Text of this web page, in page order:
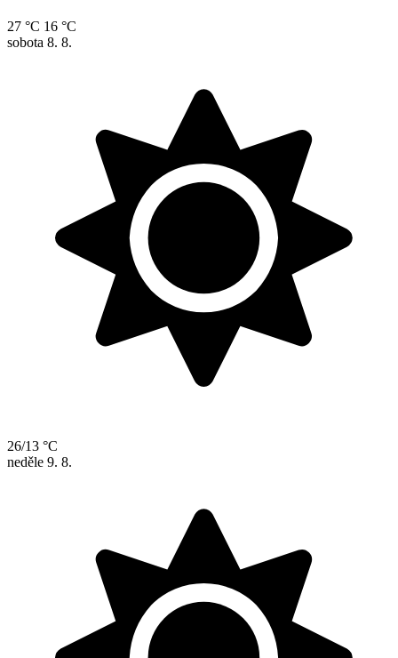
27 °C 16 °C
sobota 8. 8.
26/13 °C
neděle 9. 8.